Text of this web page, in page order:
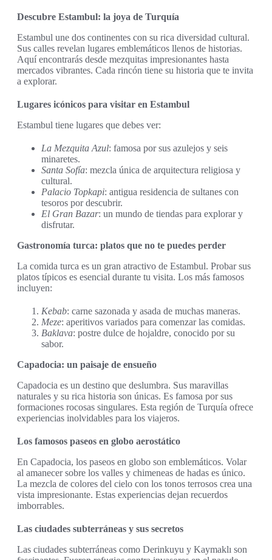
Descubre Estambul: la joya de Turquía
Estambul une dos continentes con su rica diversidad cultural.
Sus calles revelan lugares emblemáticos llenos de historias.
Aquí encontrarás desde mezquitas impresionantes hasta
mercados vibrantes. Cada rincón tiene su historia que te invita
a explorar.
Lugares icónicos para visitar en Estambul
Estambul tiene lugares que debes ver:
La Mezquita Azul: famosa por sus azulejos y seis
minaretes.
Santa Sofía: mezcla única de arquitectura religiosa y
cultural.
Palacio Topkapi: antigua residencia de sultanes con
tesoros por descubrir.
El Gran Bazar: un mundo de tiendas para explorar y
disfrutar.
Gastronomía turca: platos que no te puedes perder
La comida turca es un gran atractivo de Estambul. Probar sus
platos típicos es esencial durante tu visita. Los más famosos
incluyen:
Kebab: carne sazonada y asada de muchas maneras.
Meze: aperitivos variados para comenzar las comidas.
Baklava: postre dulce de hojaldre, conocido por su
sabor.
Capadocia: un paisaje de ensueño
Capadocia es un destino que deslumbra. Sus maravillas
naturales y su rica historia son únicas. Es famosa por sus
formaciones rocosas singulares. Esta región de Turquía ofrece
experiencias inolvidables para los viajeros.
Los famosos paseos en globo aerostático
En Capadocia, los paseos en globo son emblemáticos. Volar
al amanecer sobre los valles y chimeneas de hadas es único.
La mezcla de colores del cielo con los tonos terrosos crea una
vista impresionante. Estas experiencias dejan recuerdos
imborrables.
Las ciudades subterráneas y sus secretos
Las ciudades subterráneas como Derinkuyu y Kaymaklı son